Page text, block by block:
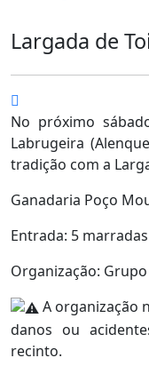
Largada de
No próximo
Labrugeira
tradição com a
Ganadaria Poço
Entrada: 5 marradas
Organização:
A organização
danos ou
recinto.